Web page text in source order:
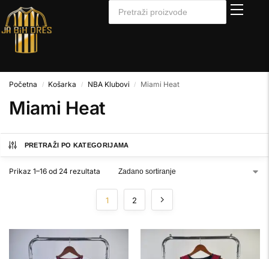
Početna / Košarka / NBA Klubovi / Miami Heat
Miami Heat
PRETRAŽI PO KATEGORIJAMA
Prikaz 1–16 od 24 rezultata
1 2